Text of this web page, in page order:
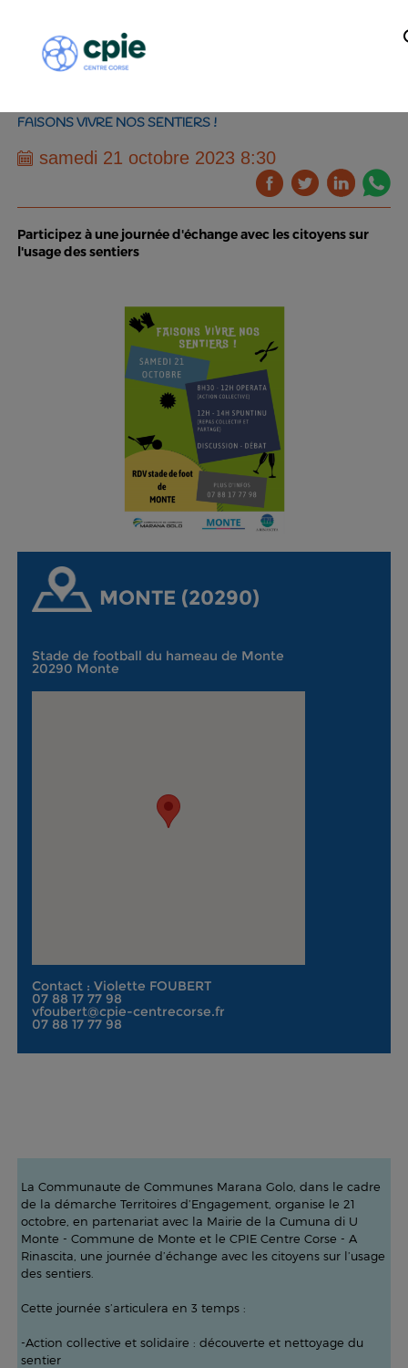
FAISONS VIVRE NOS SENTIERS !
samedi 21 octobre 2023 8:30
Participez à une journée d'échange avec les citoyens sur
l'usage des sentiers
MONTE (20290)
Stade de football du hameau de Monte
20290 Monte
Contact : Violette FOUBERT
07 88 17 77 98
vfoubert@cpie-centrecorse.fr
07 88 17 77 98
La Communaute de Communes Marana Golo, dans le cadre
de la démarche Territoires d’Engagement, organise le 21
octobre, en partenariat avec la Mairie de la Cumuna di U
Monte - Commune de Monte et le CPIE Centre Corse - A
Rinascita, une journée d’échange avec les citoyens sur l’usage
des sentiers.
Cette journée s’articulera en 3 temps :
-Action collective et solidaire : découverte et nettoyage du
sentier